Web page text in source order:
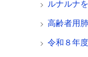
ルナルナ
高齢者用
令和８年